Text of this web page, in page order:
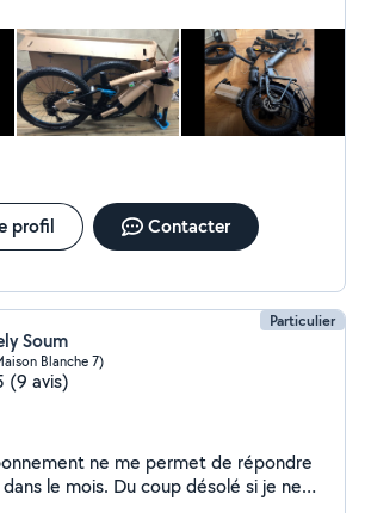
profil Contacter
Particulier
Soum
Blanche 7)
(9 avis)
ne me permet de répondre
le mois. Du coup désolé si je ne